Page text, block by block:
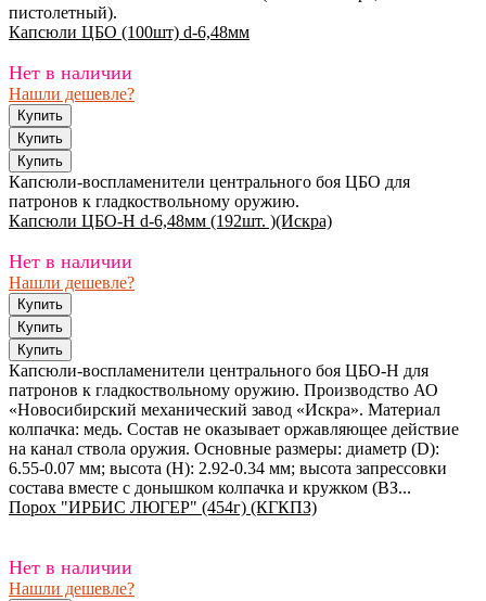
пистолетный).
Капсюли ЦБО (100шт) d-6,48мм
Нет в наличии
Нашли дешевле?
Капсюли-воспламенители центрального боя ЦБО для
патронов к гладкоствольному оружию.
Капсюли ЦБО-Н d-6,48мм (192шт. )(Искра)
Нет в наличии
Нашли дешевле?
Капсюли-воспламенители центрального боя ЦБО-Н для
патронов к гладкоствольному оружию. Производство АО
«Новосибирский механический завод «Искра». Материал
колпачка: медь. Состав не оказывает оржавляющее действие
на канал ствола оружия. Основные размеры: диаметр (D):
6.55-0.07 мм; высота (Н): 2.92-0.34 мм; высота запрессовки
состава вместе с донышком колпачка и кружком (ВЗ...
Порох "ИРБИС ЛЮГЕР" (454г) (КГКПЗ)
Нет в наличии
Нашли дешевле?